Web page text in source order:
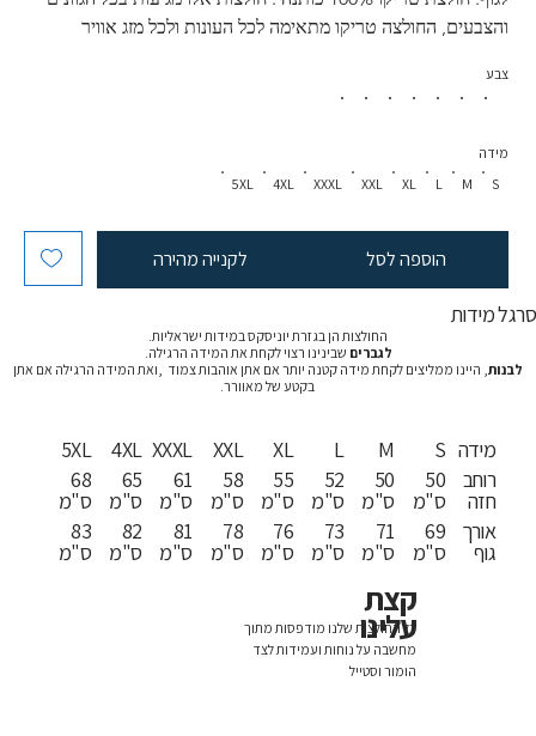
והצבעים, החולצה טריקו מתאימה לכל העונות ולכל מזג אוויר
צבע
S
M
L
XL
XXL
XXXL
4XL
5XL
מידה
הוספה לסל לקנייה מהירה
סרגל מידות
החולצות הן בגזרת יוניסקס במידות ישראליות.
לגברים שבינינו רצוי לקחת את המידה הרגילה.
לבנות, היינו ממליצים לקחת מידה קטנה יותר אם אתן אוהבות צמוד ,ואת המידה הרגילה אם אתן
בקטע של מאוורר.
5XL
68
ס"מ
83
ס"מ
4XL
65
ס"מ
82
ס"מ
XXXL
61
ס"מ
81
ס"מ
XXL
58
ס"מ
78
ס"מ
XL
55
ס"מ
76
ס"מ
L
52
ס"מ
73
ס"מ
M
50
ס"מ
71
ס"מ
S
50
ס"מ
69
ס"מ
מידה
רוחב
חזה
אורך
גוף
כל החולצות שלנו מודפסות מתוך
מחשבה על נוחות ועמידות לצד
הומור וסטייל
קצת
עלינו